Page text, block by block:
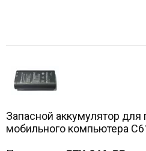
Запасной аккумулятор для
мобильного компьютера